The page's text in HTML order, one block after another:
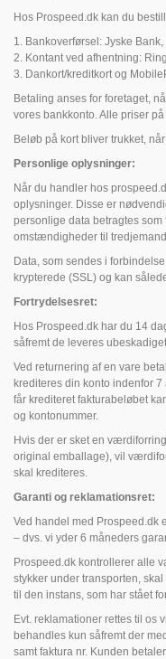
Hos Prospeed.dk kan du
1. Bankoverførsel: Jyske
2. Kontant ved afhentning:
3. Dankort/kreditkort og
Betaling anses for foretaget,
vores bankkonto. Alle priser
Beløb på kort bliver trukket,
Personlige oplysninger:
Når du handler hos
oplysninger. Disse er
personlige data betragtes
omstændigheder til
Data, som sendes i
krypterede (SSL) og kan
Fortrydelsesret:
Hos Prospeed.dk har du 14
såfremt de leveres
Ved returnering af en vare
krediteres din konto indenfor
får krediteret fakturabeløbet
og kontonummer.
Hvis der er sket en
original emballage), vil
skal krediteres.
Garanti og reklamationsret:
Ved handel med Prospeed.dk
– dvs. vi yder 6 måneders
Prospeed.dk kontrollerer alle
stykker under transporten,
til den instans, som har stået
Evt. reklamationer rettes til os
behandles kun såfremt der
samt faktura nr. Kunden